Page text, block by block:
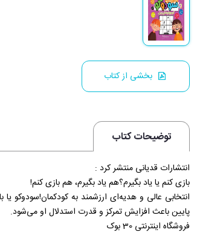
بخشی از کتاب
توضیحات کتاب
انتشارات قدیانی منتشر کرد :
بازی کنم یا یاد بگیرم؟هم یاد بگیرم،‌ هم بازی کنم!
انتخابی عالی و هدیه‌ا‌ی ارزشمند به
پایین باعث افزایش تمرکز و قدرت استدلال او می‌شود.
فروشگاه اینترنتی 30 بوک